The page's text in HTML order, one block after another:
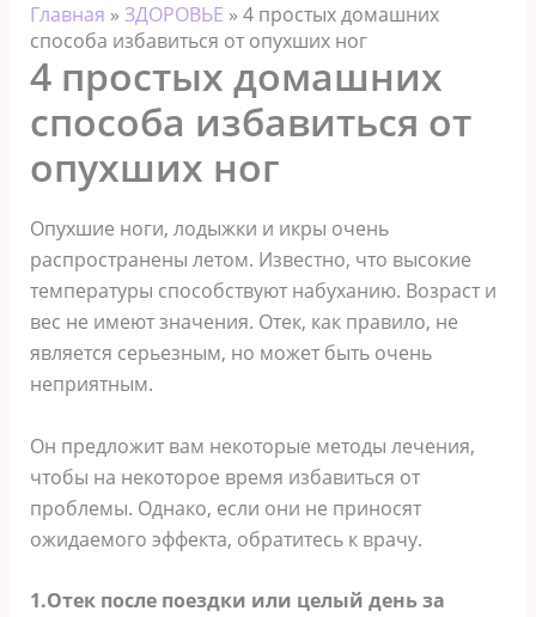
Главная » ЗДОРОВЬЕ » 4 простых домашних
способа избавиться от опухших ног
4 простых домашних
способа избавиться от
опухших ног
Опухшие ноги, лодыжки и икры очень
распространены летом. Известно, что высокие
температуры способствуют набуханию. Возраст и
вес не имеют значения. Отек, как правило, не
является серьезным, но может быть очень
неприятным.
Он предложит вам некоторые методы лечения,
чтобы на некоторое время избавиться от
проблемы. Однако, если они не приносят
ожидаемого эффекта, обратитесь к врачу.
1.Отек после поездки или целый день за